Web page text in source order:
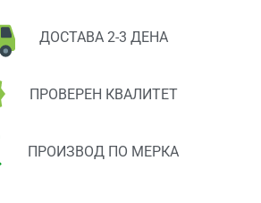
ДОСТАВА 2-3 ДЕНА
ПРОВЕРЕН КВАЛИТЕТ
ПРОИЗВОД ПО МЕРКА